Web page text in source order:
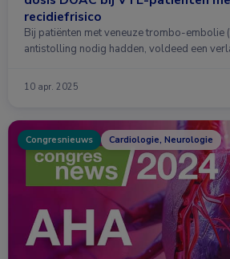
recidiefrisico
Bij patiënten met veneuze trombo-embolie
antistolling nodig hadden, voldeed een
10 apr. 2025
Congresnieuws Cardiologie, Neurologie